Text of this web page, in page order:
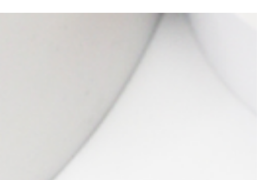
形狀可以顯示出其悠久的歷史及其自身的傳統和文
化。 品牌以FUN & HAPPY 為衷旨， 不拘泥造作
術，而是為每個人提供「有趣」的框架，用眼鏡點
亮繽紛多彩生活! 透過WHATSAPP即時向店員查
詢： https://wa.me/85256206685
www.facebook.com/TheWarehouseOptic
www.instagram.com/the_WAREHOUSE_optic
www.thewarehosue.com.hk 【the WAREHOUSE
optic日本手工眼鏡專門店】 銅鑼灣店： 銅鑼灣白
道18號一樓 電話：2882 5488 尖沙咀店： 九龍尖沙